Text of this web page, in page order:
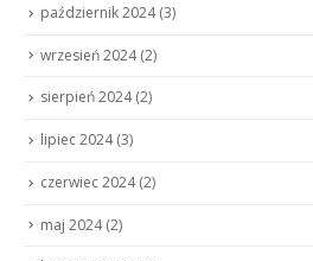
październik 2024(3)
wrzesień 2024(2)
sierpień 2024(2)
lipiec 2024(3)
czerwiec 2024(2)
maj 2024(2)